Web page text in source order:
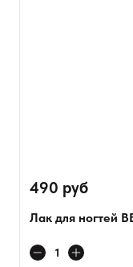
490 руб
Лак для ногтей